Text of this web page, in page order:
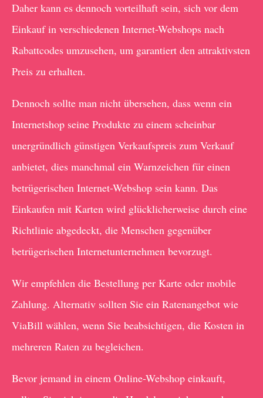
Daher kann es dennoch vorteilhaft sein, sich vor dem
Einkauf in verschiedenen Internet-Webshops nach
Rabattcodes umzusehen, um garantiert den attraktivsten
Preis zu erhalten.
Dennoch sollte man nicht übersehen, dass wenn ein
Internetshop seine Produkte zu einem scheinbar
unergründlich günstigen Verkaufspreis zum Verkauf
anbietet, dies manchmal ein Warnzeichen für einen
betrügerischen Internet-Webshop sein kann. Das
Einkaufen mit Karten wird glücklicherweise durch eine
Richtlinie abgedeckt, die Menschen gegenüber
betrügerischen Internetunternehmen bevorzugt.
Wir empfehlen die Bestellung per Karte oder mobile
Zahlung. Alternativ sollten Sie ein Ratenangebot wie
ViaBill wählen, wenn Sie beabsichtigen, die Kosten in
mehreren Raten zu begleichen.
Bevor jemand in einem Online-Webshop einkauft,